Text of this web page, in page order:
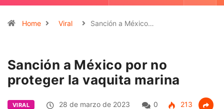
Home Viral Sanción a México…
Sanción a México por no
proteger la vaquita marina
VIRAL 28 de marzo de 2023 0 213